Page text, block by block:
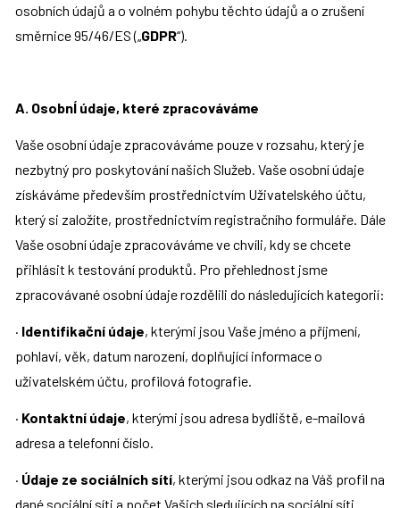
osobních údajů a o volném pohybu těchto údajů a o zrušení
směrnice 95/46/ES („ GDPR“).
A. OsobnÍ údaje, které zpracováváme
Vaše osobní údaje zpracováváme pouze v rozsahu, který je
nezbytný pro poskytování našich Služeb. Vaše osobní údaje
získáváme především prostřednictvím Uživatelského účtu,
který si založíte, prostřednictvím registračního formuláře. Dále
Vaše osobní údaje zpracováváme ve chvíli, kdy se chcete
přihlásit k testování produktů. Pro přehlednost jsme
zpracovávané osobní údaje rozdělili do následujících kategorií:
· Identifikační údaje, kterými jsou Vaše jméno a příjmení,
pohlaví, věk, datum narození, doplňující informace o
uživatelském účtu, profilová fotografie.
· Kontaktní údaje, kterými jsou adresa bydliště, e-mailová
adresa a telefonní číslo.
· Údaje ze sociálních sítí, kterými jsou odkaz na Váš profil na
dané sociální síti a počet Vašich sledujících na sociální síti.